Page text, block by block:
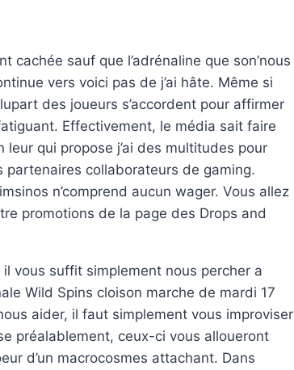
cachée sauf que l’adrénaline que son’nous
vers voici pas de j’ai hâte. Même si
des joueurs s’accordent pour affirmer
Effectivement, le média sait faire
qui propose j’ai des multitudes pour
collaborateurs de gaming.
n’comprend aucun wager. Vous allez
promotions de la page des Drops and
vous suffit simplement nous percher a
Wild Spins cloison marche de mardi 17
aider, il faut simplement vous improviser
préalablement, ceux-ci vous alloueront
d’un macrocosmes attachant. Dans